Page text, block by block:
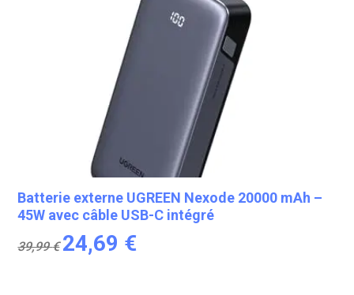
Batterie externe UGREEN Nexode 20000 mAh –
45W avec câble USB-C intégré
39,99€
Le
prix
24,69 €